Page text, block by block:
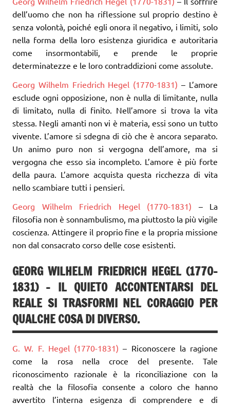
dell’uomo che non ha riflessione sul proprio destino è
senza volontà, poiché egli onora il negativo, i limiti, solo
nella forma della loro esistenza giuridica e autoritaria
come insormontabili, e prende le proprie
determinatezze e le loro contraddizioni come assolute.
Georg Wilhelm Friedrich Hegel (1770-1831)– L’amore
esclude ogni opposizione, non è nulla di limitante, nulla
di limitato, nulla di finito. Nell’amore si trova la vita
stessa. Negli amanti non vi è materia, essi sono un tutto
vivente. L’amore si sdegna di ciò che è ancora separato.
Un animo puro non si vergogna dell’amore, ma si
vergogna che esso sia incompleto. L’amore è più forte
della paura. L’amore acquista questa ricchezza di vita
nello scambiare tutti i pensieri.
Georg Wilhelm Friedrich Hegel (1770-1831) – La
filosofia non è sonnambulismo, ma piuttosto la più vigile
coscienza. Attingere il proprio fine e la propria missione
non dal consacrato corso delle cose esistenti.
GEORG WILHELM FRIEDRICH HEGEL (1770-
1831) – IL QUIETO ACCONTENTARSI DEL
REALE SI TRASFORMI NEL CORAGGIO PER
QUALCHE COSA DI DIVERSO.
G. W. F. Hegel (1770-1831)– Riconoscere la ragione
come la rosa nella croce del presente. Tale
riconoscimento razionale è la riconciliazione con la
realtà che la filosofia consente a coloro che hanno
avvertito l’interna esigenza di comprendere e di